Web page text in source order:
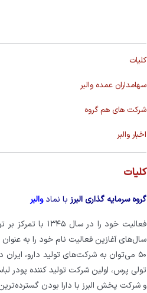
کلیات
سهامداران عمده والبر
شرکت های هم گروه
اخبار والبر
کلیات
گروه سرمایه گذاری البرزبا نماد والبر
فعالیت خود را
سال‌های آغازین فعالیت نام خود را به
۵۰ می‌توان به شرکت‌های تولید دارو،
تولی پرس، اولین شرکت تولید کننده پودر
و شرکت پخش البرز با دارا بودن